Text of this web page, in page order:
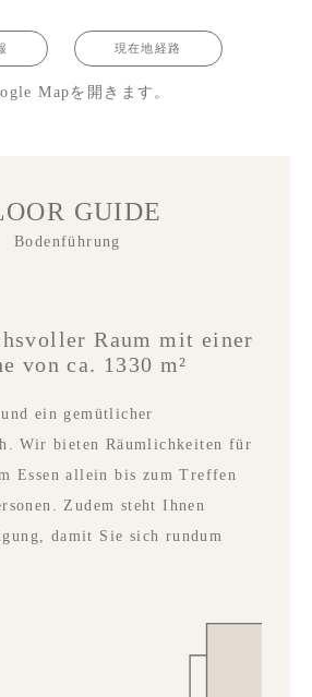
現在地経路
Mapを開きます。
GUIDE
Bodenführung
Raum mit einer
von ca. 1330 m²
ein gemütlicher
Wir bieten Räumlichkeiten für
Essen allein bis zum Treffen
Zudem steht Ihnen
damit Sie sich rundum